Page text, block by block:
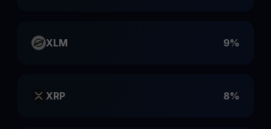
XLM 9%
XRP 8%